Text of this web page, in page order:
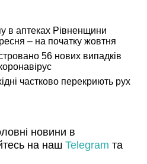
в аптеках Рівненщини
– на початку жовтня
56 нових випадків
частково перекриють рух
новини в
на наш Telegram та